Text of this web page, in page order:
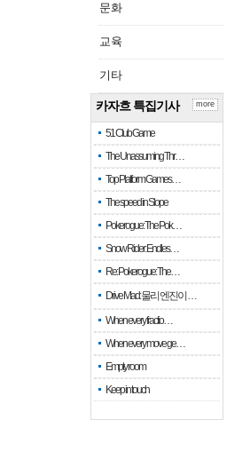
문화
교육
기타
카자흐 특집기사
51 Club Game
The Unassuming Thr…
Top Platform Games…
The speed in Slope
Pokerogue: The Pok…
Snow Rider: Endles…
Re: Pokerogue: The…
Drive Mad: 물리 엔진이 …
When every fractio…
When every move ge…
Empty room
Keep in touch
more